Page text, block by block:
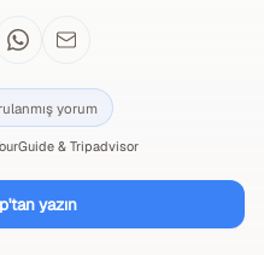
yorum
& Tripadvisor
yazın